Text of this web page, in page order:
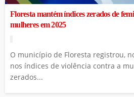
Floresta mantém índices zerados de
mulheres em 2025
O município de Floresta registrou,
nos índices de violência contra a
zerados...